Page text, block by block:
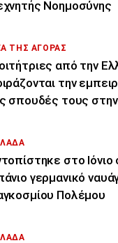
Νοημοσύνης
ΤΗΣ ΑΓΟΡΑΣ
από την
την
σπουδές τους
στο
γερμανικό
Πολέμου